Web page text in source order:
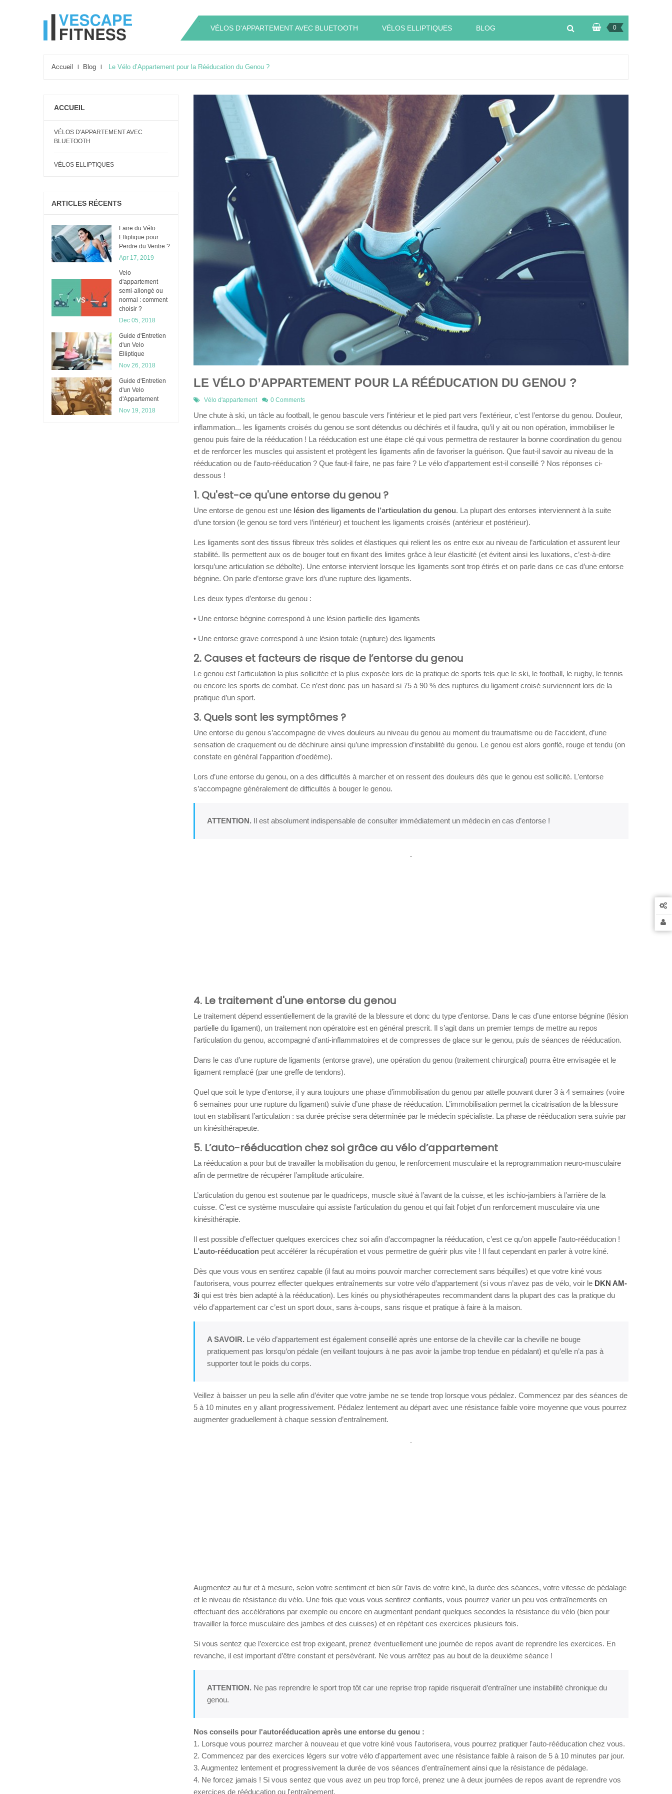
0
VÉLOS D'APPARTEMENT AVEC BLUETOOTH VÉLOS ELLIPTIQUES BLOG
.
Accueil Blog Le Vélo d’Appartement pour la Rééducation du Genou ?
ACCUEIL
VÉLOS D'APPARTEMENT AVEC
BLUETOOTH
VÉLOS ELLIPTIQUES
ARTICLES RÉCENTS
Faire du Vélo
Elliptique pour
Perdre du Ventre ?
Apr 17, 2019
Velo
d'appartement
semi-allongé ou
normal : comment
choisir ?
Dec 05, 2018
Guide d'Entretien
d'un Velo
Elliptique
Nov 26, 2018
Guide d'Entretien
d'un Velo
d'Appartement
Nov 19, 2018
LE VÉLO D’APPARTEMENT POUR LA RÉÉDUCATION DU GENOU ?
Vélo d'appartement 0 Comments
Une chute à ski, un tâcle au football, le genou bascule vers l’intérieur et le pied part vers l’extérieur, c’est l’entorse du genou. Douleur,
inflammation... les ligaments croisés du genou se sont détendus ou déchirés et il faudra, qu’il y ait ou non opération, immobiliser le
genou puis faire de la rééducation ! La rééducation est une étape clé qui vous permettra de restaurer la bonne coordination du genou
et de renforcer les muscles qui assistent et protègent les ligaments afin de favoriser la guérison. Que faut-il savoir au niveau de la
rééducation ou de l’auto-rééducation ? Que faut-il faire, ne pas faire ? Le vélo d’appartement est-il conseillé ? Nos réponses ci-
dessous !
1. Qu'est-ce qu'une entorse du genou ?
Une entorse de genou est une lésion des ligaments de l’articulation du genou. La plupart des entorses interviennent à la suite
d’une torsion (le genou se tord vers l’intérieur) et touchent les ligaments croisés (antérieur et postérieur).
Les ligaments sont des tissus fibreux très solides et élastiques qui relient les os entre eux au niveau de l’articulation et assurent leur
stabilité. Ils permettent aux os de bouger tout en fixant des limites grâce à leur élasticité (et évitent ainsi les luxations, c’est-à-dire
lorsqu’une articulation se déboîte). Une entorse intervient lorsque les ligaments sont trop étirés et on parle dans ce cas d’une entorse
bégnine. On parle d’entorse grave lors d’une rupture des ligaments.
Les deux types d’entorse du genou :
• Une entorse bégnine correspond à une lésion partielle des ligaments
• Une entorse grave correspond à une lésion totale (rupture) des ligaments
2. Causes et facteurs de risque de l’entorse du genou
Le genou est l'articulation la plus sollicitée et la plus exposée lors de la pratique de sports tels que le ski, le football, le rugby, le tennis
ou encore les sports de combat. Ce n’est donc pas un hasard si 75 à 90 % des ruptures du ligament croisé surviennent lors de la
pratique d’un sport.
3. Quels sont les symptômes ?
Une entorse du genou s’accompagne de vives douleurs au niveau du genou au moment du traumatisme ou de l’accident, d’une
sensation de craquement ou de déchirure ainsi qu’une impression d’instabilité du genou. Le genou est alors gonflé, rouge et tendu (on
constate en général l’apparition d’oedème).
Lors d’une entorse du genou, on a des difficultés à marcher et on ressent des douleurs dès que le genou est sollicité. L’entorse
s’accompagne généralement de difficultés à bouger le genou.
ATTENTION. Il est absolument indispensable de consulter immédiatement un médecin en cas d’entorse !
4. Le traitement d'une entorse du genou
Le traitement dépend essentiellement de la gravité de la blessure et donc du type d’entorse. Dans le cas d’une entorse bégnine (lésion
partielle du ligament), un traitement non opératoire est en général prescrit. Il s’agit dans un premier temps de mettre au repos
l’articulation du genou, accompagné d’anti-inflammatoires et de compresses de glace sur le genou, puis de séances de rééducation.
Dans le cas d’une rupture de ligaments (entorse grave), une opération du genou (traitement chirurgical) pourra être envisagée et le
ligament remplacé (par une greffe de tendons).
Quel que soit le type d’entorse, il y aura toujours une phase d’immobilisation du genou par attelle pouvant durer 3 à 4 semaines (voire
6 semaines pour une rupture du ligament) suivie d’une phase de rééducation. L’immobilisation permet la cicatrisation de la blessure
tout en stabilisant l’articulation : sa durée précise sera déterminée par le médecin spécialiste. La phase de rééducation sera suivie par
un kinésithérapeute.
5. L’auto-rééducation chez soi grâce au vélo d’appartement
La rééducation a pour but de travailler la mobilisation du genou, le renforcement musculaire et la reprogrammation neuro-musculaire
afin de permettre de récupérer l’amplitude articulaire.
L’articulation du genou est soutenue par le quadriceps, muscle situé à l’avant de la cuisse, et les ischio-jambiers à l’arrière de la
cuisse. C'est ce système musculaire qui assiste l’articulation du genou et qui fait l'objet d'un renforcement musculaire via une
kinésithérapie.
Il est possible d’effectuer quelques exercices chez soi afin d’accompagner la rééducation, c’est ce qu’on appelle l’auto-rééducation !
L’auto-rééducation peut accélérer la récupération et vous permettre de guérir plus vite ! Il faut cependant en parler à votre kiné.
Dès que vous vous en sentirez capable (il faut au moins pouvoir marcher correctement sans béquilles) et que votre kiné vous
l’autorisera, vous pourrez effecter quelques entraînements sur votre vélo d’appartement (si vous n’avez pas de vélo, voir le DKN AM-
3i qui est très bien adapté à la rééducation). Les kinés ou physiothérapeutes recommandent dans la plupart des cas la pratique du
vélo d’appartement car c’est un sport doux, sans à-coups, sans risque et pratique à faire à la maison.
A SAVOIR. Le vélo d’appartement est également conseillé après une entorse de la cheville car la cheville ne bouge
pratiquement pas lorsqu’on pédale (en veillant toujours à ne pas avoir la jambe trop tendue en pédalant) et qu’elle n’a pas à
supporter tout le poids du corps.
Veillez à baisser un peu la selle afin d’éviter que votre jambe ne se tende trop lorsque vous pédalez. Commencez par des séances de
5 à 10 minutes en y allant progressivement. Pédalez lentement au départ avec une résistance faible voire moyenne que vous pourrez
augmenter graduellement à chaque session d’entraînement.
Augmentez au fur et à mesure, selon votre sentiment et bien sûr l’avis de votre kiné, la durée des séances, votre vitesse de pédalage
et le niveau de résistance du vélo. Une fois que vous vous sentirez confiants, vous pourrez varier un peu vos entraînements en
effectuant des accélérations par exemple ou encore en augmentant pendant quelques secondes la résistance du vélo (bien pour
travailler la force musculaire des jambes et des cuisses) et en répétant ces exercices plusieurs fois.
Si vous sentez que l’exercice est trop exigeant, prenez éventuellement une journée de repos avant de reprendre les exercices. En
revanche, il est important d’être constant et persévérant. Ne vous arrêtez pas au bout de la deuxième séance !
ATTENTION. Ne pas reprendre le sport trop tôt car une reprise trop rapide risquerait d’entraîner une instabilité chronique du
genou.
Nos conseils pour l'autorééducation après une entorse du genou :
1. Lorsque vous pourrez marcher à nouveau et que votre kiné vous l'autorisera, vous pourrez pratiquer l'auto-rééducation chez vous.
2. Commencez par des exercices légers sur votre vélo d'appartement avec une résistance faible à raison de 5 à 10 minutes par jour.
3. Augmentez lentement et progressivement la durée de vos séances d'entraînement ainsi que la résistance de pédalage.
4. Ne forcez jamais ! Si vous sentez que vous avez un peu trop forcé, prenez une à deux journées de repos avant de reprendre vos
exercices de rééducation ou l'entraînement.